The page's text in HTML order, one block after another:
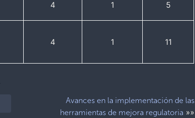
4 1 5
4 1 11
Avances en la implementación de las
herramientas de mejora regulatoria »»